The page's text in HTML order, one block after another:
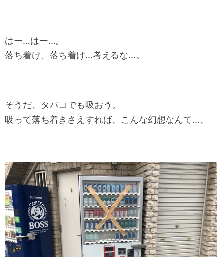
はー…はー…。
落ち着け、落ち着け…考えるな…。
そうだ、タバコでも吸おう。
吸って落ち着きさえすれば、こんな幻想なんて…、